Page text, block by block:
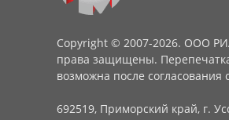
Copyright © 2007-2026. ООО
права защищены.
возможна после согласования
692519, Приморский край, г.